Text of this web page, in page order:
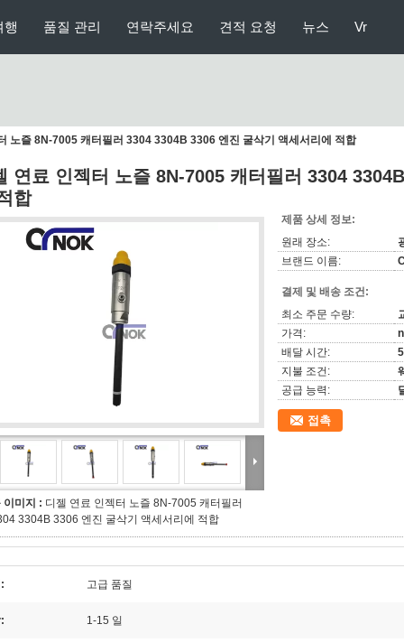
행 품질 관리 연락주세요 견적 요청 뉴스 Vr
노즐 8N-7005 캐터필러 3304 3304B 3306 엔진 굴삭기 액세서리에 적합
연료 인젝터 노즐 8N-7005 캐터필러 3304
합
이미지 : 디젤 연료 인젝터 노즐 8N-7005 캐터필러
3304B 3306 엔진 굴삭기 액세서리에 적합
제품 상세 정보:
원래 장소:
브랜드 이름:
결제 및 배송 조건:
최소 주문 수량:
가격:
배달 시간:
지불 조건:
공급 능력:
접촉
고급 품질
1-15 일